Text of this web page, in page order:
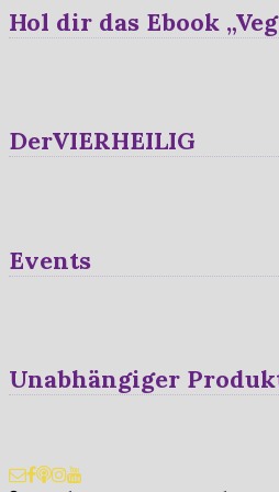
Hol dir das Ebook
DerVIERHEILIG
Events
Unabhängiger